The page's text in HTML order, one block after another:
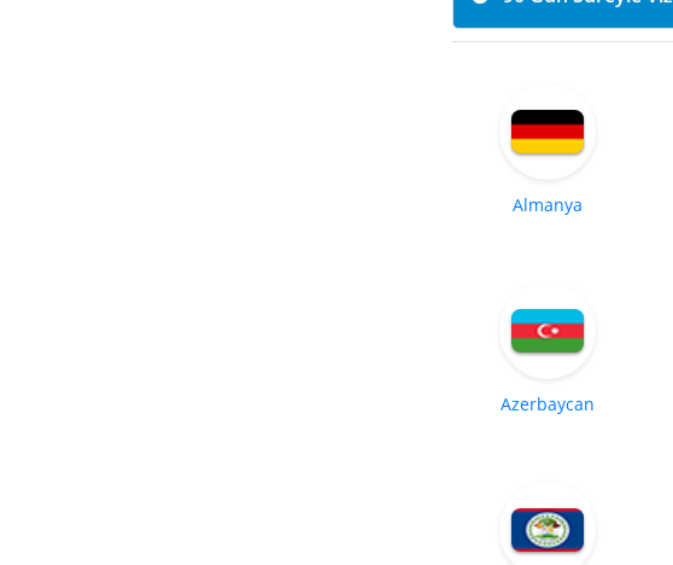
Almanya
Azerbaycan